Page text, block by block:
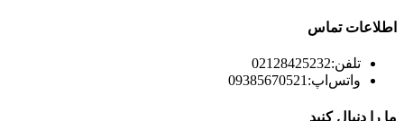
اطلاعات تماس
تلفن:02128425232
واتس‌اپ: 09385670521
ما را دنبال کنید